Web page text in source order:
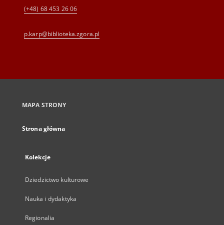
(+48) 68 453 26 06
p.karp@biblioteka.zgora.pl
MAPA STRONY
Strona główna
Kolekcje
Dziedzictwo kulturowe
Nauka i dydaktyka
Regionalia